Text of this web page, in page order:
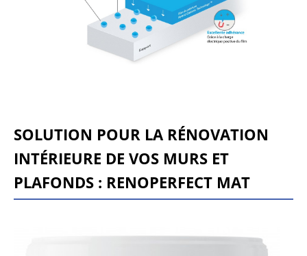
SOLUTION POUR LA RÉNOVATION
INTÉRIEURE DE VOS MURS ET
PLAFONDS : RENOPERFECT MAT